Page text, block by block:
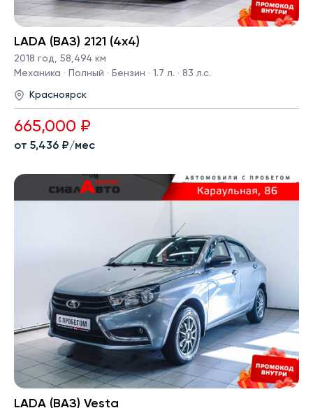
LADA (ВАЗ) 2121 (4x4)
2018 год, 58,494 км
Механика · Полный · Бензин · 1.7 л. · 83 л.с.
Красноярск
665,000 ₽
от 5,436 ₽/мес
LADA (ВАЗ) Vesta